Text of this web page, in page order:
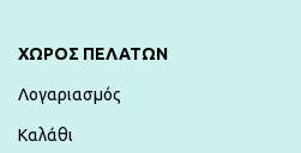
ΧΏΡΟΣ ΠΕΛΑΤΏΝ
Λογαριασμός
Καλάθι